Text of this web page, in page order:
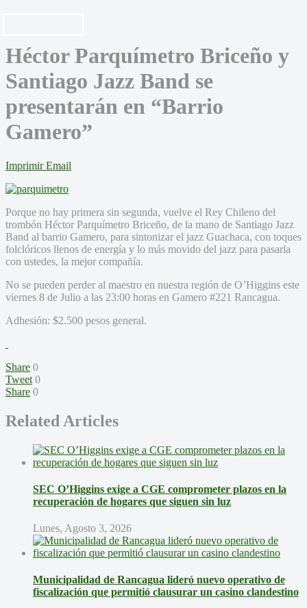
Héctor Parquímetro Briceño y
Santiago Jazz Band se
presentarán en “Barrio
Gamero”
Imprimir Email
Porque no hay primera sin segunda, vuelve el Rey Chileno del
trombón Héctor Parquímetro Briceño, de la mano de Santiago Jazz
Band al barrio Gamero, para sintonizar el jazz Guachaca, con toques
folclóricos llenos de energía y lo más movido del jazz para pasarla
con ustedes, la mejor compañía.
No se pueden perder al maestro en nuestra región de O’Higgins este
viernes 8 de Julio a las 23:00 horas en Gamero #221 Rancagua.
Adhesión: $2.500 pesos general.
Share 0
Tweet 0
Share 0
Related Articles
SEC O’Higgins exige a CGE comprometer plazos en la
recuperación de hogares que siguen sin luz
Lunes, Agosto 3, 2026
Municipalidad de Rancagua lideró nuevo operativo de
fiscalización que permitió clausurar un casino clandestino